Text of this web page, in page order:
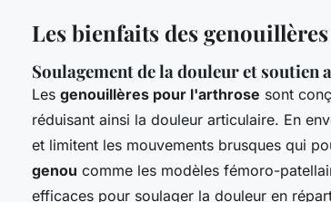
Les bienfaits des
Soulagement de la douleur et
Les genouillères pour l'arthrose sont
réduisant ainsi la douleur articulaire. En
et limitent les mouvements brusques qui
genou comme les modèles fémoro-
efficaces pour soulager la douleur en